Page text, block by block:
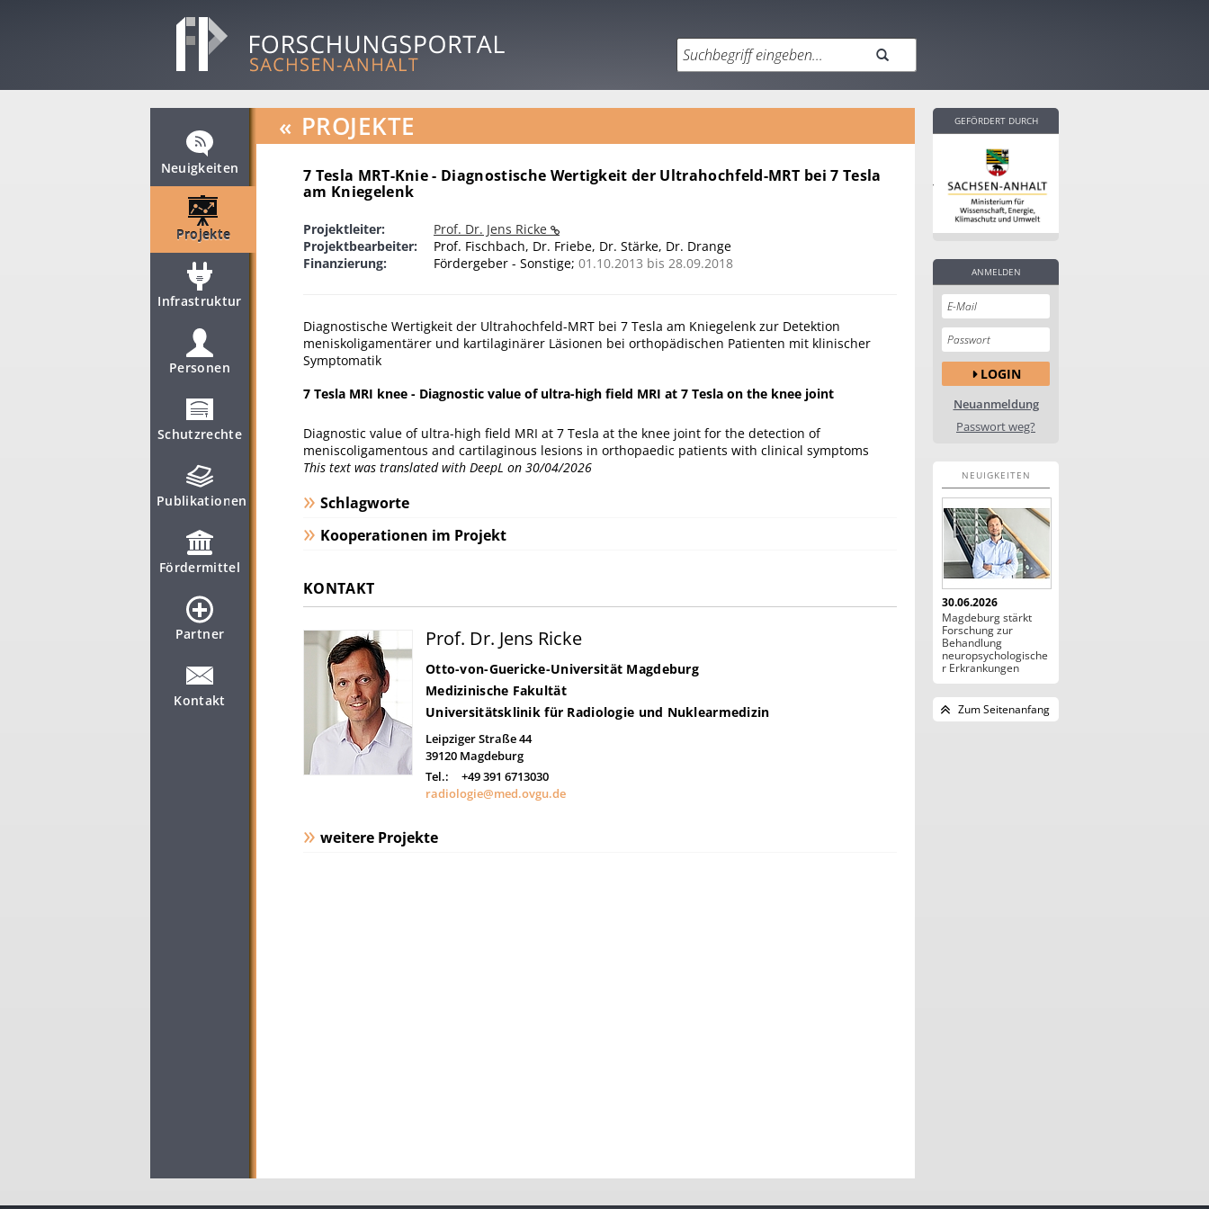
Neuigkeiten
Projekte
Infrastruktur
Personen
Schutzrechte
Publikationen
Fördermittel
Partner
Kontakt
« PROJEKTE
7 Tesla MRT-Knie - Diagnostische Wertigkeit der Ultrahochfeld-MRT bei 7 Tesla
am Kniegelenk
Projektleiter:
Prof. Dr. Jens Ricke
Projektbearbeiter:
Prof. Fischbach, Dr. Friebe, Dr. Stärke, Dr. Drange
Finanzierung:
Fördergeber - Sonstige; 01.10.2013 bis 28.09.2018
Diagnostische Wertigkeit der Ultrahochfeld-MRT bei 7 Tesla am Kniegelenk zur Detektion
meniskoligamentärer und kartilaginärer Läsionen bei orthopädischen Patienten mit klinischer
Symptomatik
7 Tesla MRI knee - Diagnostic value of ultra-high field MRI at 7 Tesla on the knee joint
Diagnostic value of ultra-high field MRI at 7 Tesla at the knee joint for the detection of
meniscoligamentous and cartilaginous lesions in orthopaedic patients with clinical symptoms
This text was translated with DeepL on 30/04/2026
Schlagworte
Kooperationen im Projekt
KONTAKT
Prof. Dr. Jens Ricke
Otto-von-Guericke-Universität Magdeburg
Medizinische Fakultät
Universitätsklinik für Radiologie und Nuklearmedizin
Leipziger Straße 44
39120 Magdeburg
Tel.:
+49 391 6713030
radiologie@med.ovgu.de
weitere Projekte
GEFÖRDERT DURCH
ANMELDEN
LOGIN
Neuanmeldung
Passwort weg?
NEUIGKEITEN
30.06.2026
Magdeburg stärkt
Forschung zur
Behandlung
neuropsychologische
r Erkrankungen
Zum Seitenanfang